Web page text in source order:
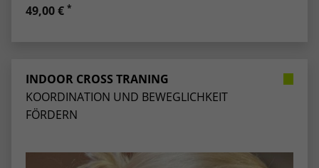
49,00 € *
INDOOR CROSS TRANING
KOORDINATION UND BEWEGLICHKEIT
FÖRDERN